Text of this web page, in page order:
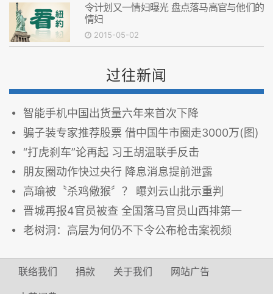
令计划又一情妇曝光 盘点落马高官与他们的
情妇
2015-05-02
过往新闻
智能手机中国出货量六年来首次下降
骗子装专家推荐股票 借中国牛市圈走3000万(图)
“打虎刹车”论再起 习王胡温联手反击
朋友圈动作快过央行 降息消息提前泄露
高瑜被〝杀鸡儆猴〞？ 曝刘云山批示重判
晋城再报4官员被查 全国落马官员山西排第一
老树洞：高层为何仍不下令公布枪击案视频
联络我们 捐款 关于我们 网站广告